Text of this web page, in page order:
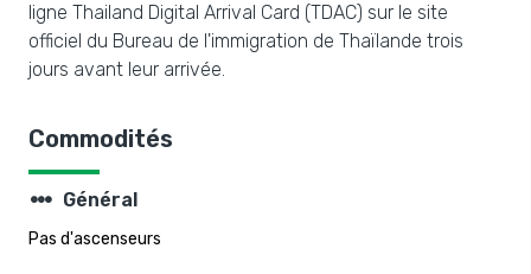
ligne Thailand Digital Arrival Card (TDAC) sur le site
officiel du Bureau de l'immigration de Thaïlande trois
jours avant leur arrivée.
Commodités
steppers Général
Pas d'ascenseurs